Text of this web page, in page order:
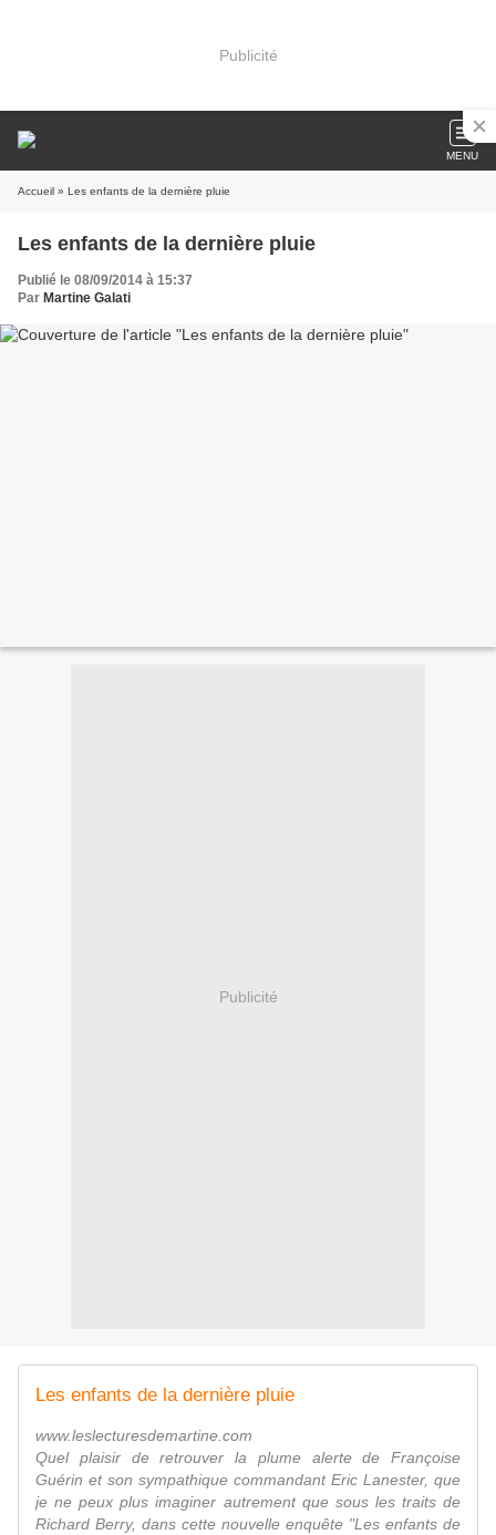
Publicité
MENU
Accueil » Les enfants de la dernière pluie
Les enfants de la dernière pluie
Publié le 08/09/2014 à 15:37
Par Martine Galati
Publicité
Les enfants de la dernière pluie
www.leslecturesdemartine.com
Quel plaisir de retrouver la plume alerte de Françoise
Guérin et son sympathique commandant Eric Lanester, que
je ne peux plus imaginer autrement que sous les traits de
Richard Berry, dans cette nouvelle enquête "Les enfants de